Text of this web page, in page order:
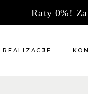
Raty 0%!
REALIZACJE